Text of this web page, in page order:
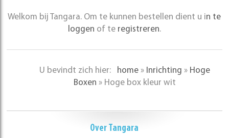
Welkom bij Tangara. Om te kunnen bestellen dient u in te
loggen of te registreren.
U bevindt zich hier: home » Inrichting » Hoge
Boxen » Hoge box kleur wit
Over Tangara